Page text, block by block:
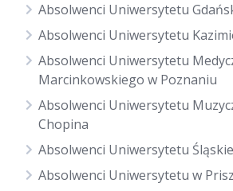
Absolwenci Uniwersytetu
Absolwenci Uniwersytetu
Absolwenci Uniwersytetu
Marcinkowskiego w Poznaniu
Absolwenci Uniwersytetu
Chopina
Absolwenci Uniwersytetu
Absolwenci Uniwersytetu w